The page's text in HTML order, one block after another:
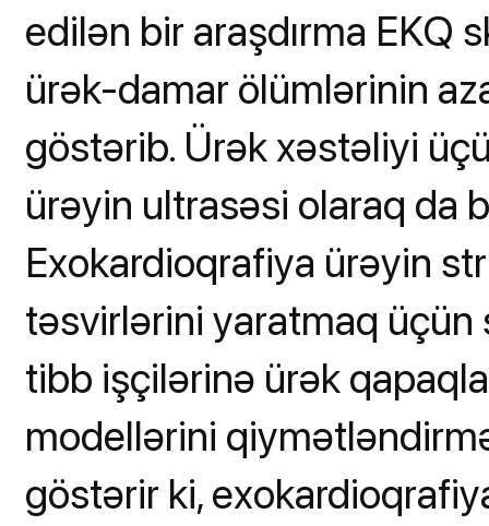
edilən bir araşdırma EKQ
ürək-damar ölümlərinin
göstərib. Ürək xəstəliyi
ürəyin ultrasəsi olaraq da
Exokardioqrafiya ürəyin
təsvirlərini yaratmaq üçün
tibb işçilərinə ürək
modellərini
göstərir ki,